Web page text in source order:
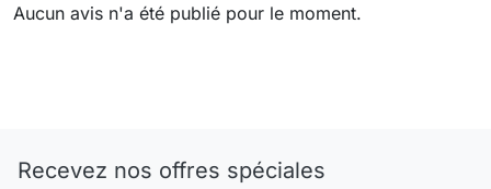
Aucun avis n'a été publié pour le moment.
Recevez nos offres spéciales